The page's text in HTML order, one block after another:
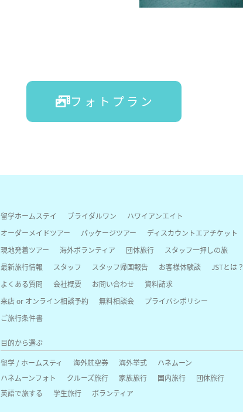
フ ォ ト プ ラ ン
留学ホームステイ ブライダルワン
ハワイアンエイト
オーダーメイドツアー
パッケージツアー
ディスカウントエアチケット
現地発着ツアー
海外ボランティア 団体旅行
スタッフ一押しの旅
最新旅行情報
スタッフ スタッフ帰国報告 お客様体験談
JSTとは？
よくある質問
会社概要 お問い合わせ
資料請求
来店 or オンライン相談予約
無料相談会
プライバシポリシー
ご旅行条件書
目的から選ぶ
留学 / ホームスティ
海外航空券 海外挙式
ハネムーン
ハネムーンフォト
クルーズ旅行 家族旅行 国内旅行
団体旅行
英語で旅する
学生旅行 ボランティア